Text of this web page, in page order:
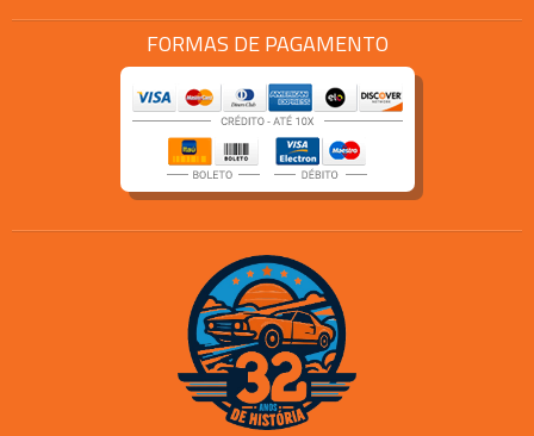
FORMAS DE PAGAMENTO